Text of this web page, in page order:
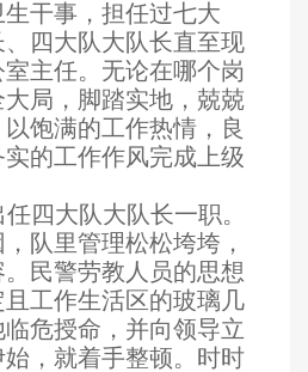
干事，担任过七大
四大队大队长直至现
主任。无论在哪个岗
局，脚踏实地，兢兢
饱满的工作热情，良
的工作作风完成上级
四大队大队长一职。
队里管理松松垮垮，
民警劳教人员的思想
工作生活区的玻璃几
危授命，并向领导立
，就着手整顿。时时